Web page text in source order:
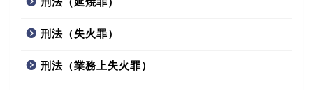
刑法（失火罪）
刑法（業務上失火罪）